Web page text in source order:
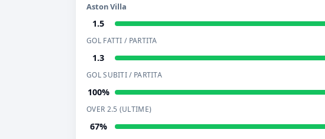
Aston Villa
1.5
GOL FATTI / PARTITA
1.3
GOL SUBITI / PARTITA
100%
OVER 2.5 (ULTIME)
67%